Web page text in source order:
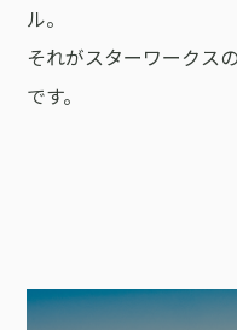
ル。
それがスターワークス
です。